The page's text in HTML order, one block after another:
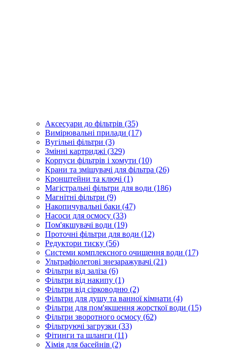
Аксесуари до фільтрів (35)
Вимірювальні прилади (17)
Вугільні фільтри (3)
Змінні картриджі (329)
Корпуси фільтрів і хомути (10)
Крани та змішувачі для фільтра (26)
Кронштейни та ключі (1)
Магістральні фільтри для води (186)
Магнітні фільтри (9)
Накопичувальні баки (47)
Насоси для осмосу (33)
Пом'якшувачі води (19)
Проточні фільтри для води (12)
Редуктори тиску (56)
Системи комплексного очищення води (17)
Ультрафіолетові знезаражувачі (21)
Фільтри від заліза (6)
Фільтри від накипу (1)
Фільтри від сірководню (2)
Фільтри для душу та ванної кімнати (4)
Фільтри для пом'якшення жорсткої води (15)
Фільтри зворотного осмосу (62)
Фільтруючі загрузки (33)
Фітинги та шланги (11)
Хімія для басейнів (2)